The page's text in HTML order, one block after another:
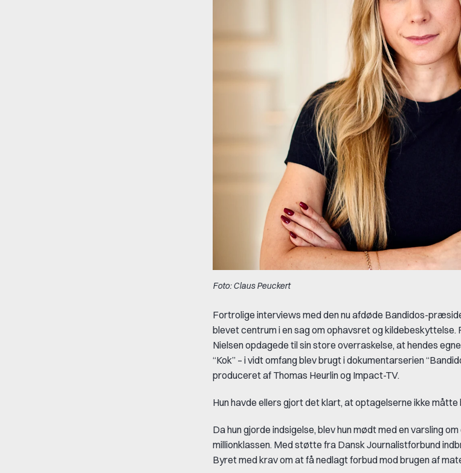
Foto: Claus Peuckert
Fortrolige interviews med den nu afdøde Bandidos-
blevet centrum i en sag om ophavsret og kildebeskyttelse.
Nielsen opdagede til sin store overraskelse, at hendes
“Kok” – i vidt omfang blev brugt i dokumentarserien
produceret af Thomas Heurlin og Impact-TV.
Hun havde ellers gjort det klart, at optagelserne ikke måtte
Da hun gjorde indsigelse, blev hun mødt med en varsling
millionklassen. Med støtte fra Dansk Journalistforbund
Byret med krav om at få nedlagt forbud mod brugen af